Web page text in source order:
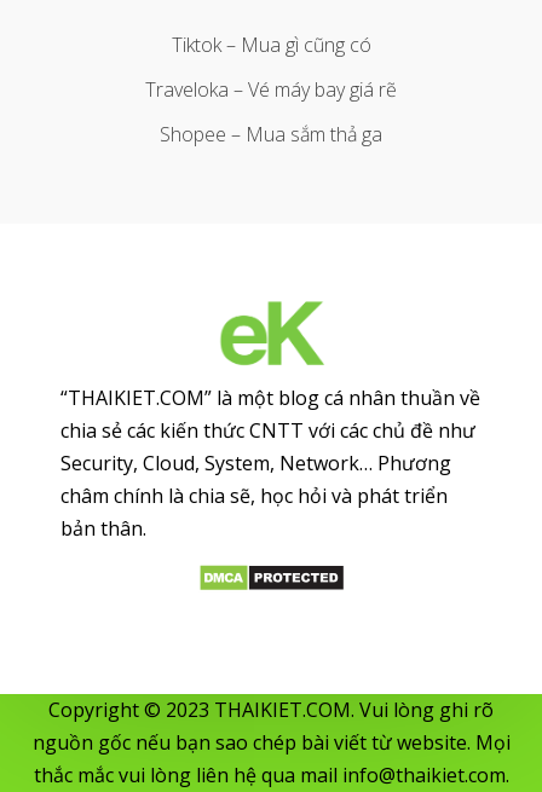
Tiktok – Mua gì cũng có
Traveloka – Vé máy bay giá rẽ
Shopee – Mua sắm thả ga
“THAIKIET.COM” là một blog cá nhân thuần về
chia sẻ các kiến thức CNTT với các chủ đề như
Security, Cloud, System, Network… Phương
châm chính là chia sẽ, học hỏi và phát triển
bản thân.
Copyright © 2023 THAIKIET.COM. Vui lòng ghi rõ
nguồn gốc nếu bạn sao chép bài viết từ website. Mọi
thắc mắc vui lòng liên hệ qua mail info@thaikiet.com.